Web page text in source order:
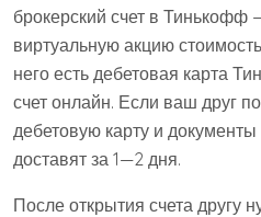
брокерский счет в Тинькофф
виртуальную акцию
него есть дебетовая карта
счет онлайн. Если ваш друг
дебетовую карту и
доставят за 1⁠—⁠2 дня.
После открытия счета другу